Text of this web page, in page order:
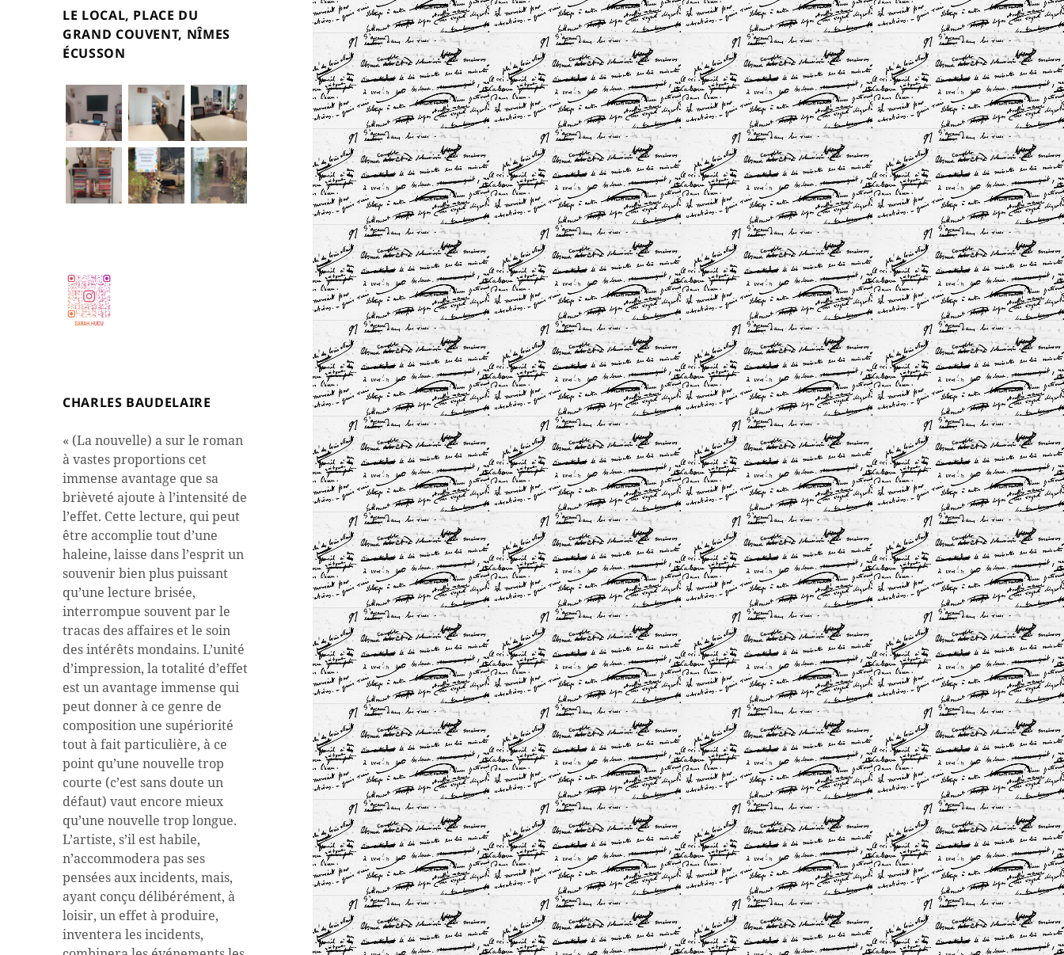
LE LOCAL, PLACE DU
GRAND COUVENT, NÎMES
ÉCUSSON
CHARLES BAUDELAIRE
« (La nouvelle) a sur le roman
à vastes proportions cet
immense avantage que sa
brièveté ajoute à l’intensité de
l’effet. Cette lecture, qui peut
être accomplie tout d’une
haleine, laisse dans l’esprit un
souvenir bien plus puissant
qu’une lecture brisée,
interrompue souvent par le
tracas des affaires et le soin
des intérêts mondains. L’unité
d’impression, la totalité d’effet
est un avantage immense qui
peut donner à ce genre de
composition une supériorité
tout à fait particulière, à ce
point qu’une nouvelle trop
courte (c’est sans doute un
défaut) vaut encore mieux
qu’une nouvelle trop longue.
L’artiste, s’il est habile,
n’accommodera pas ses
pensées aux incidents, mais,
ayant conçu délibérément, à
loisir, un effet à produire,
inventera les incidents,